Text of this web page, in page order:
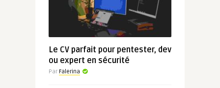
Le CV parfait pour pentester, dev
ou expert en sécurité
Par Falerina